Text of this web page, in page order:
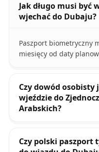
Jak długo musi być
wjechać do Dubaju?
Paszport biometryczny
miesięcy od daty
Czy dowód
wjeździe do
Arabskich?
Czy polski paszport